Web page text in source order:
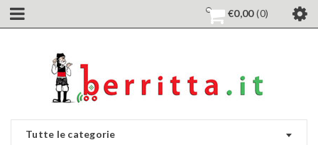
€0,00 0
Tutte le categorie